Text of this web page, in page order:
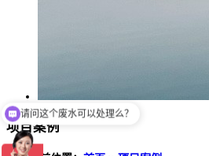
项目案例
请问这个废水可以处理么？
你们是怎么收费的呢